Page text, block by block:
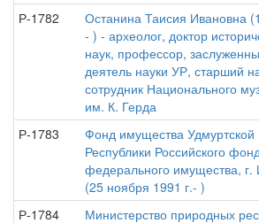
Р-1782
Останина Таисия Ивановна
- ) - археолог, доктор
наук, профессор,
деятель науки УР, старший
сотрудник Национального
им. К. Герда
Р-1783
Фонд имущества Удмуртской
Республики Российского
федерального имущества, г.
(25 ноября 1991 г.- )
Р-1784 Министерство природных